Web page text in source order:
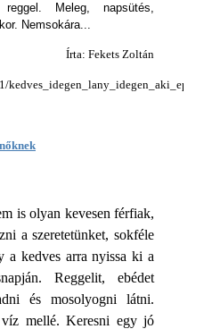
Meleg, napsütés,
Nemsokára...
Írta: Fekets Zoltán
is olyan kevesen férfiak,
a szeretetünket, sokféle
a kedves arra nyissa ki a
Reggelit, ebédet
és mosolyogni látni.
mellé. Keresni egy jó